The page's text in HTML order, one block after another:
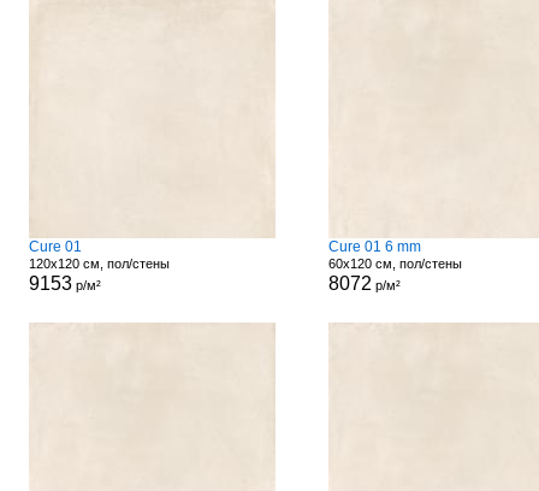
Cure 01
120x120 см, пол/стены
9153р/м²
Cure 01 6 mm
60x120 см, пол/стены
8072 р/м²